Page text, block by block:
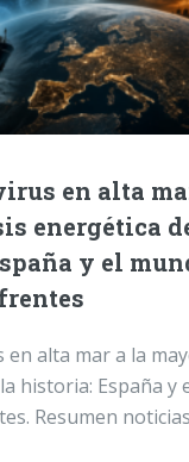
en alta
energética
y el
en alta mar a la
historia: España y
Resumen